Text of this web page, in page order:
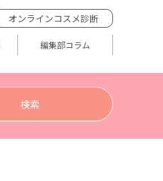
オンラインコスメ診断
編集部コラム